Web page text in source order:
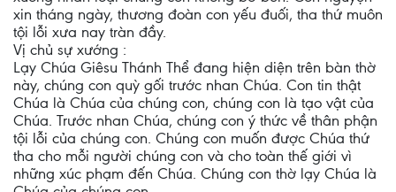
xin tháng ngày, thương đoàn con yếu đuối, tha thứ muôn
tội lỗi xưa nay tràn đầy.
Vị chủ sự xướng :
Lạy Chúa Giêsu Thánh Thể đang hiện diện trên bàn thờ
này, chúng con quỳ gối trước nhan Chúa. Con tin thật
Chúa là Chúa của chúng con, chúng con là tạo vật của
Chúa. Trước nhan Chúa, chúng con ý thức về thân phận
tội lỗi của chúng con. Chúng con muốn được Chúa thứ
tha cho mỗi người chúng con và cho toàn thế giới vì
những xúc phạm đến Chúa. Chúng con thờ lạy Chúa là